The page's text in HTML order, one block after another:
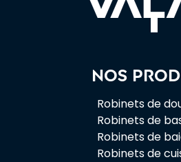
Nos
Robinets de
Robinets de
Robinets de
Robinets de